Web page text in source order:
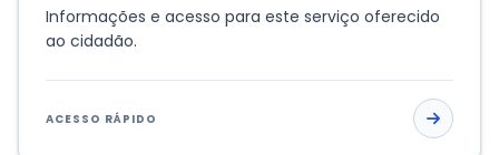
Informações e acesso para este serviço oferecido
ao cidadão.
ACESSO RÁPIDO